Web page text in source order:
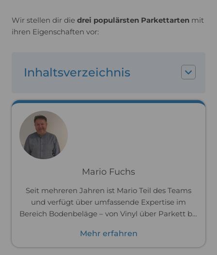
Wir stellen dir die drei populärsten Parkettarten mit
ihren Eigenschaften vor:
Inhaltsverzeichnis
Mario Fuchs
Seit mehreren Jahren ist Mario Teil des Teams
und verfügt über umfassende Expertise im
Bereich Bodenbeläge – von Vinyl über Parkett bis
und hat Böden professionell verlegt. Dank dieser
praktischen Erfahrung kennt er die Materialien
Mehr erfahren